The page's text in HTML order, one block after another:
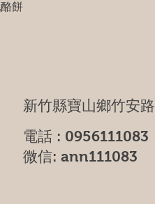
餅
新竹縣寶山鄉竹安
電話 : 0956111083
微信: ann111083